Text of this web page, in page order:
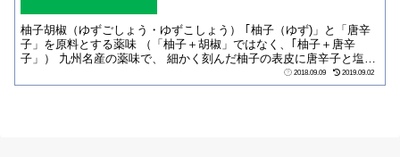
柚子胡椒（ゆずごしょう・ゆずこしょう） ｢柚子（ゆず)」と「唐辛
子」を原料とする薬味 （「柚子＋胡椒」ではなく、｢柚子＋唐辛
子」） 九州名産の薬味で、 細かく刻んだ柚子の表皮に唐辛子と塩を
2018.09.09 2019.09.02